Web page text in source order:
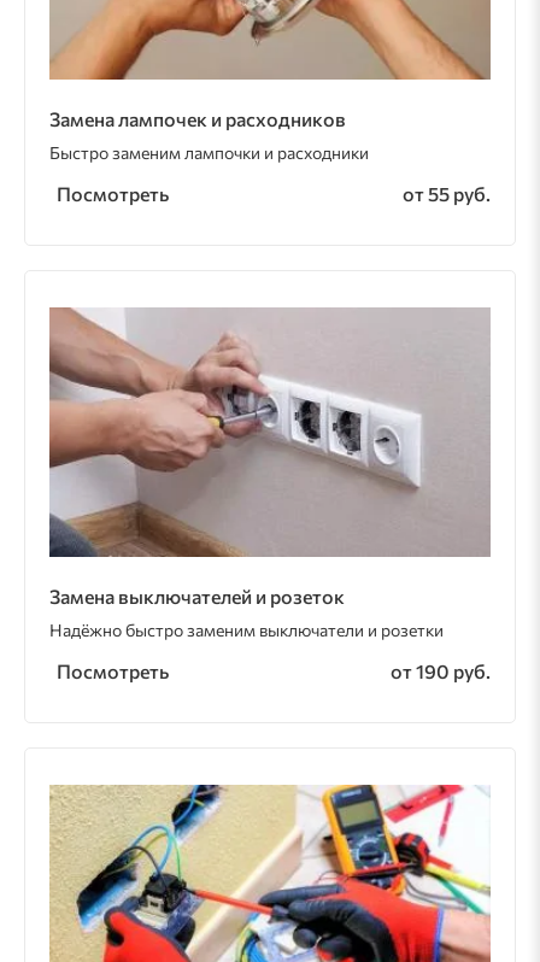
Замена лампочек и расходников
Быстро заменим лампочки и расходники
Посмотреть от 55 руб.
Замена выключателей и розеток
Надёжно быстро заменим выключатели и розетки
Посмотреть от 190 руб.